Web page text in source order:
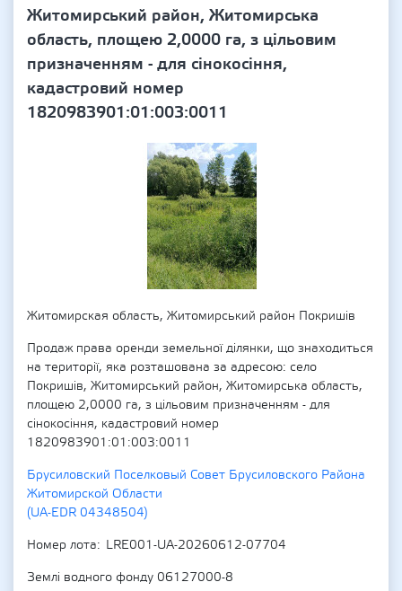
Житомирський район, Житомирська
область, площею 2,0000 га, з цільовим
призначенням - для сінокосіння,
кадастровий номер
1820983901:01:003:0011
Житомирская область, Житомирський район Покришів
Продаж права оренди земельної ділянки, що знаходиться
на території, яка розташована за адресою: село
Покришів, Житомирський район, Житомирська область,
площею 2,0000 га, з цільовим призначенням - для
сінокосіння, кадастровий номер
1820983901:01:003:0011
Брусиловский Поселковый Совет Брусиловского Района
Житомирской Области
(UA-EDR 04348504)
Номер лота
LRE001-UA-20260612-07704
Землі водного фонду 06127000-8